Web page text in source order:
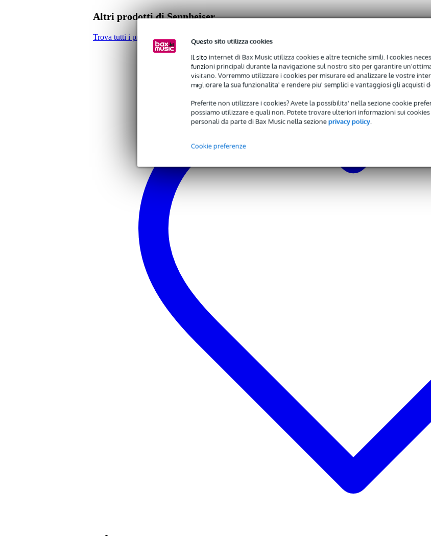
Questo sito utilizza cookies
Il sito internet di Bax Music utilizza cookies e altre tecniche simili. I cookies
funzioni principali durante la navigazione sul nostro sito per garantire
visitano. Vorremmo utilizzare i cookies per misurare ed analizzare le vostre
migliorare la sua funzionalita' e rendere piu' semplici e vantaggiosi gli acquisti
Preferite non utilizzare i cookies? Avete la possibilita' nella sezione cookie
possiamo utilizzare e quali non. Potete trovare ulteriori informazioni sui
personali da parte di Bax Music nella sezioneprivacy policy.
Cookie preferenze
Altri prodotti di Sennheiser
Trova tutti i prodotti del marchio Sennheiser